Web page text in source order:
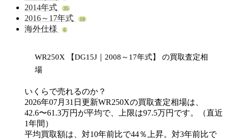
2014年式 35
2016～17年式 18
海外仕様 6
WR250X 【DG15J｜2008～17年式】 の買取査定相
場
いくらで売れるのか？
2026年07月31日更新WR250Xの買取査定相場は、
42.6〜61.3万円 が平均で、上限は97.5万円 です。（直近
1年間）
平均買取額は、対10年前比で44％ 上昇。対3年前比で